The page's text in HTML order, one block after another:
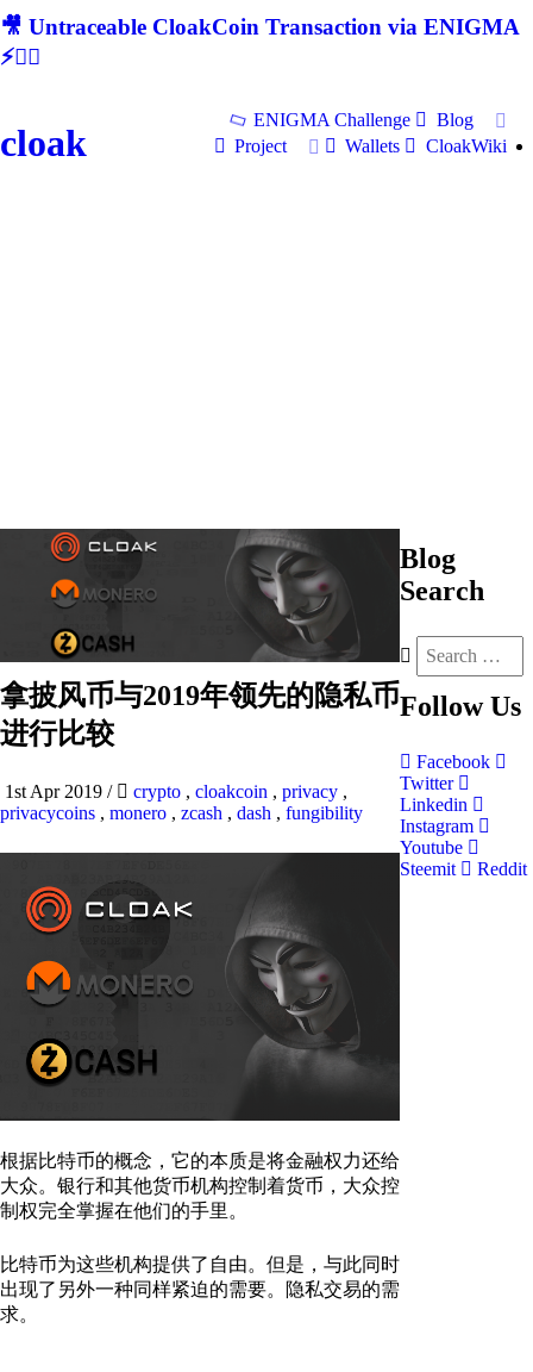
🎥 Untraceable CloakCoin Transaction via ENIGMA
⚡🕵‍♂
cloak
ENIGMA Challenge
Blog
Project
Wallets CloakWiki
拿披风币与2019年领先的隐私币
进行比较
1st Apr 2019 / crypto , cloakcoin , privacy ,
privacycoins , monero , zcash , dash , fungibility
根据比特币的概念，它的本质是将金融权力还给
大众。银行和其他货币机构控制着货币，大众控
制权完全掌握在他们的手里。
比特币为这些机构提供了自由。但是，与此同时
出现了另外一种同样紧迫的需要。隐私交易的需
求。
Blog
Search
Follow Us
Facebook
Twitter
Linkedin
Instagram
Youtube
Steemit
Reddit